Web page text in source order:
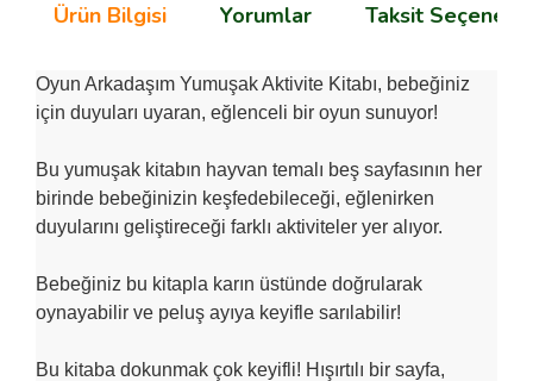
Ürün Bilgisi Yorumlar Taksit
Oyun Arkadaşım Yumuşak Aktivite Kitabı, bebeğiniz
için duyuları uyaran, eğlenceli bir oyun sunuyor!
Bu yumuşak kitabın hayvan temalı beş sayfasının her
birinde bebeğinizin keşfedebileceği, eğlenirken
duyularını geliştireceği farklı aktiviteler yer alıyor.
Bebeğiniz bu kitapla karın üstünde doğrularak
oynayabilir ve peluş ayıya keyifle sarılabilir!
Bu kitaba dokunmak çok keyifli! Hışırtılı bir sayfa,